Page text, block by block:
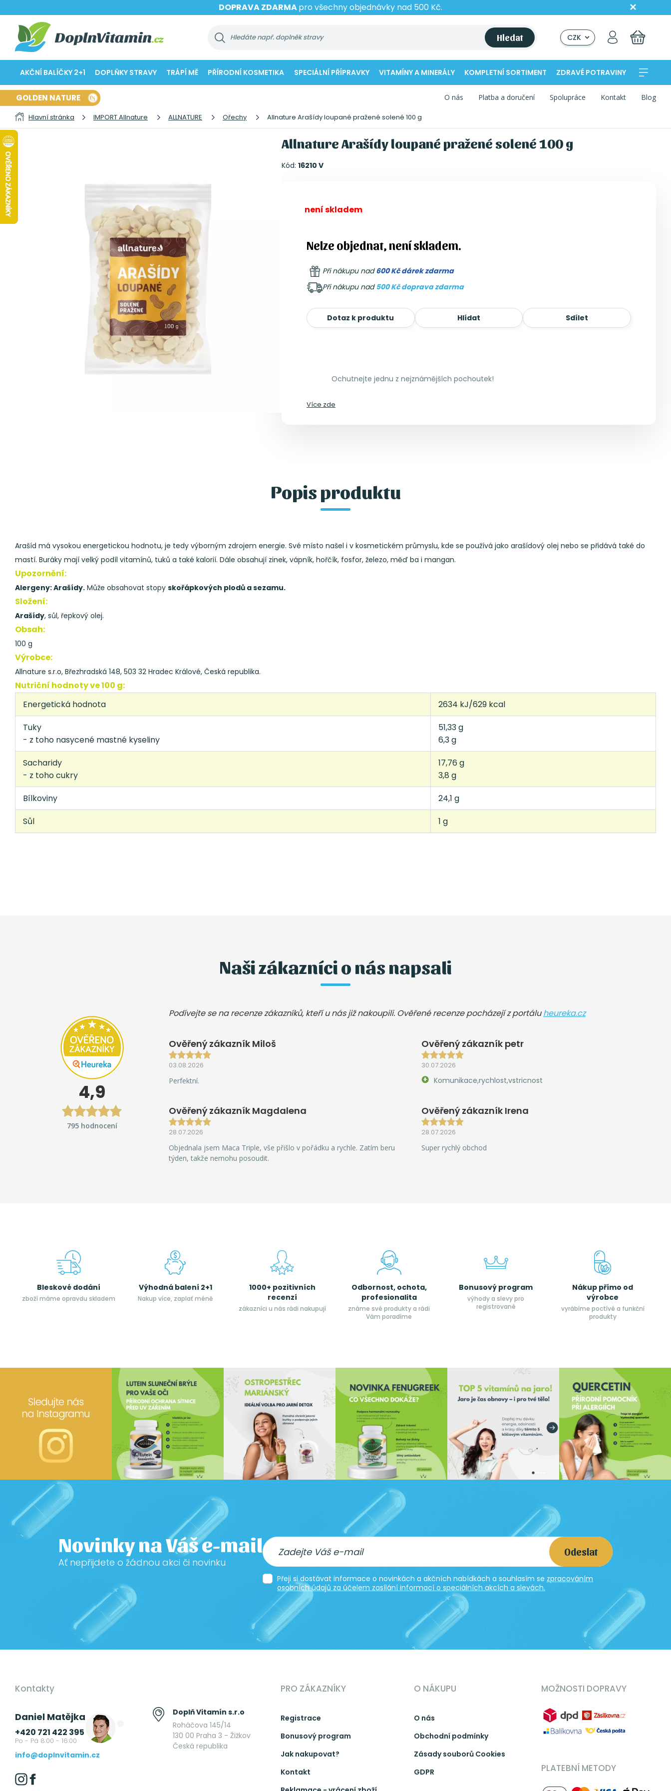
DOPRAVA ZDARMApro všechny objednávky nad 500 Kč.
Hledat CZK
AKČNÍ BALÍČKY 2+1 DOPLŇKY STRAVY TRÁPÍ MĚ PŘÍRODNÍ KOSMETIKA SPECIÁLNÍ PŘÍPRAVKY VITAMÍNY A MINERÁLY KOMPLETNÍ SORTIMENT ZDRAVÉ POTRAVINY
GOLDEN NATURE O nás Platba a doručení Spolupráce Kontakt Blog
Hlavní stránka IMPORT Allnature ALLNATURE Ořechy Allnature Arašídy loupané pražené solené 100 g
Allnature Arašídy loupané pražené solené 100 g
Kód: 16210 V
není skladem
Nelze objednat, není skladem.
Při nákupu nad600 Kč dárek zdarma
Při nákupu nad 500 Kč doprava zdarma
Dotaz k produktu Hlídat Sdílet
Ochutnejte jednu z nejznámějších pochoutek!
Více zde
Popis produktu
Arašíd má vysokou energetickou hodnotu, je tedy výborným zdrojem energie. Své místo našel i v kosmetickém průmyslu, kde se používá jako arašídový olej nebo se přidává také do
mastí. Buráky mají velký podíl vitamínů, tuků a také kalorií. Dále obsahují zinek, vápník, hořčík, fosfor, železo, měď ba i mangan.
Upozornění:
Alergeny: Arašídy. Může obsahovat stopy skořápkových plodů a sezamu.
Složení:
Arašídy, sůl, řepkový olej.
Obsah:
100 g
Výrobce:
Allnature s.r.o, Březhradská 148, 503 32 Hradec Králové, Česká republika.
Nutriční hodnoty ve 100 g:
Energetická hodnota
2634 kJ/629 kcal
Tuky
- z toho nasycené mastné kyseliny
51,33 g
6,3 g
Sacharidy
- z toho cukry
17,76 g
3,8 g
Bílkoviny
24,1 g
Sůl
1 g
Naši zákazníci o nás napsali
4,9
795 hodnocení
Podívejte se na recenze zákazníků, kteří u nás již nakoupili. Ověřené recenze pocházejí z portáluheureka.cz
Ověřený zákazník Miloš
03.08.2026
Perfektní.
Ověřený zákazník petr
30.07.2026
Komunikace,rychlost,vstricnost
Ověřený zákazník Magdalena
28.07.2026
Objednala jsem Maca Triple, vše přišlo v pořádku a rychle. Zatím beru
týden, takže nemohu posoudit.
Ověřený zákazník Irena
28.07.2026
Super rychlý obchod
Bleskové dodání
zboží máme opravdu skladem
Výhodná balení 2+1
Nakup více, zaplať méně
1000+ pozitivních
recenzí
zákazníci u nás rádi nakupují
Odbornost, ochota,
profesionalita
známe své produkty a rádi
Vám poradíme
Bonusový program
výhody a slevy pro
registrované
Nákup přímo od
výrobce
vyrábíme poctívé a funkční
produkty
Novinky na Váš e-mail
Ať nepřijdete o žádnou akci či novinku
Odeslat
Přeji si dostávat informace o novinkách a akčních nabídkách a souhlasím se zpracováním
osobních údajů za účelem zasílání informací o speciálních akcích a slevách.
Kontakty
Daniel Matějka
+420 721 422 395
Po - Pá 8:00 - 16:00
info@doplnvitamin.cz
Doplň Vitamín s.r.o
Roháčova 145/14
130 00 Praha 3 - Žižkov
Česká republika
PRO ZÁKAZNÍKY
Registrace
Bonusový program
Jak nakupovat?
Kontakt
O NÁKUPU
O nás
Obchodní podmínky
Zásady souborů Cookies
GDPR
MOŽNOSTI DOPRAVY
PLATEBNÍ METODY